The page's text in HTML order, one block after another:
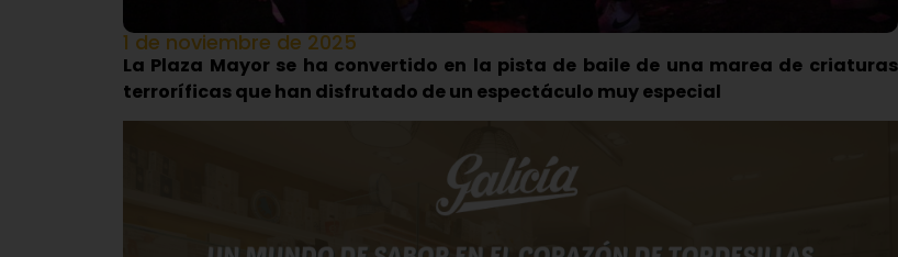
1 de noviembre de 2025
La Plaza Mayor se ha convertido en la pista de baile de una marea de criaturas
terroríficas que han disfrutado de un espectáculo muy especial